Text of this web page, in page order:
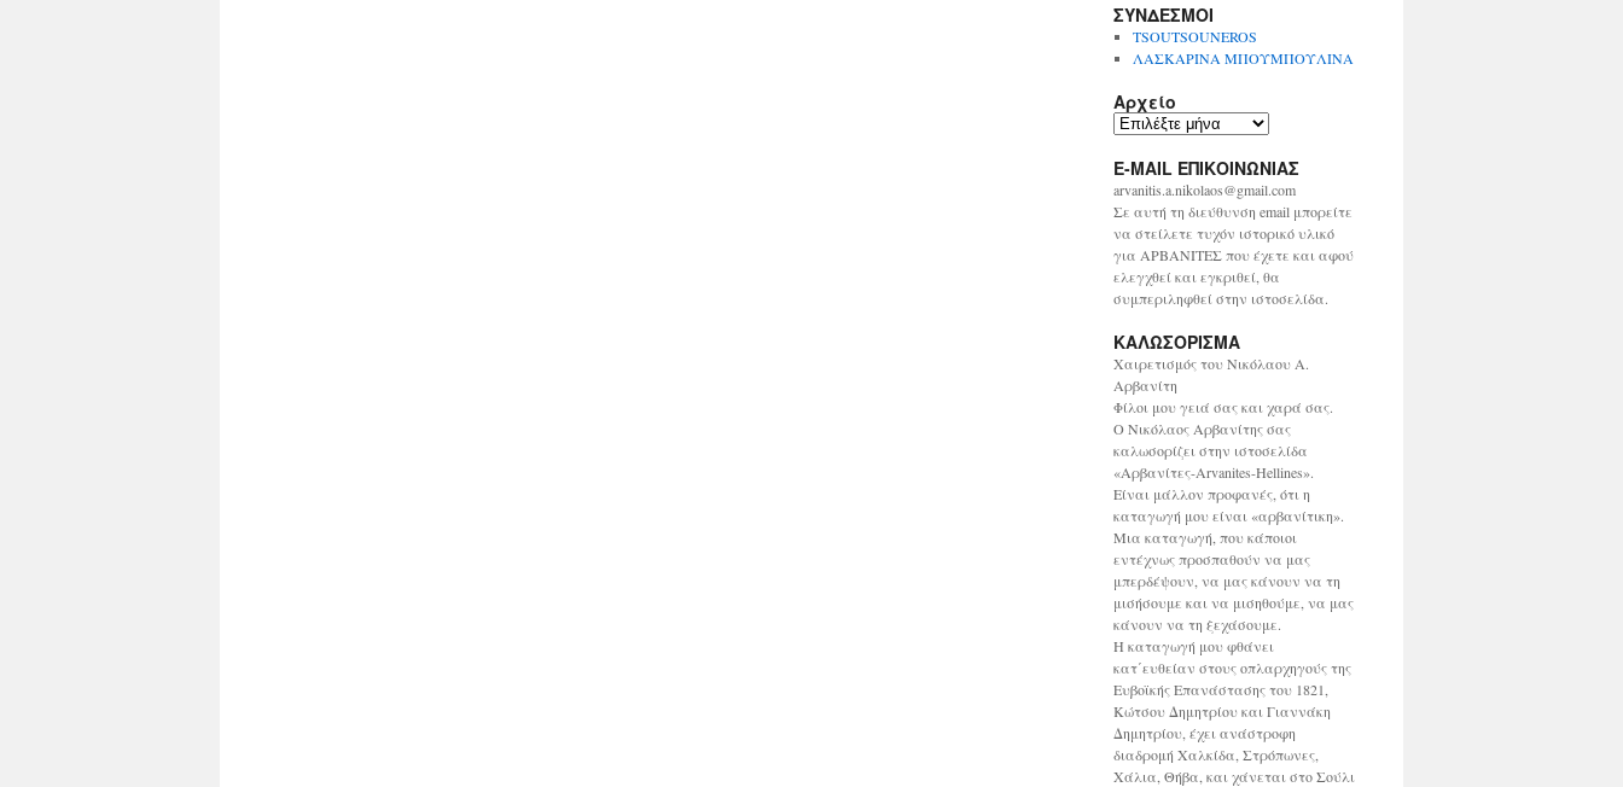
ΣΥΝΔΕΣΜΟΙ
TSOUTSOUNEROS
ΛΑΣΚΑΡΙΝΑ ΜΠΟΥΜΠΟΥΛΙΝΑ
Αρχείο
Α
χ
ε
ί
ο
E-MAIL ΕΠΙΚΟΙΝΩΝΙΑΣ
arvanitis.a.nikolaos@gmail.com
Σε αυτή τη διεύθυνση email μπορείτε
να στείλετε τυχόν ιστορικό υλικό
για ΑΡΒΑΝΙΤΕΣ που έχετε και αφού
ελεγχθεί και εγκριθεί, θα
συμπεριληφθεί στην ιστοσελίδα.
ΚΑΛΩΣΟΡΙΣΜΑ
Χαιρετισμός του Νικόλαου Α.
Αρβανίτη
Φίλοι μου γειά σας και χαρά σας.
Ο Νικόλαος Αρβανίτης σας
καλωσορίζει στην ιστοσελίδα
«Αρβανίτες-Arvanites-Hellines».
Είναι μάλλον προφανές, ότι η
καταγωγή μου είναι «αρβανίτικη».
Μια καταγωγή, που κάποιοι
εντέχνως προσπαθούν να μας
μπερδέψουν, να μας κάνουν να τη
μισήσουμε και να μισηθούμε, να μας
κάνουν να τη ξεχάσουμε.
Η καταγωγή μου φθάνει
κατ΄ευθείαν στους οπλαρχηγούς της
Ευβοϊκής Επανάστασης του 1821,
Κώτσου Δημητρίου και Γιαννάκη
Δημητρίου, έχει ανάστροφη
διαδρομή Χαλκίδα, Στρόπωνες,
Χάλια, Θήβα, και χάνεται στο Σούλι